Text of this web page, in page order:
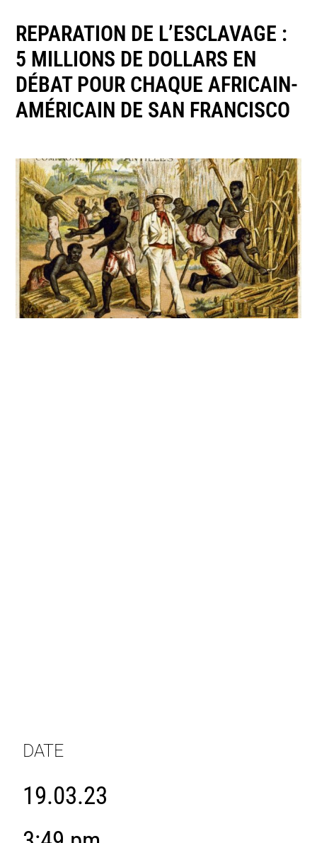
REPARATION DE L’ESCLAVAGE :
5 MILLIONS DE DOLLARS EN
DÉBAT POUR CHAQUE AFRICAIN-
AMÉRICAIN DE SAN FRANCISCO
DATE
19.03.23